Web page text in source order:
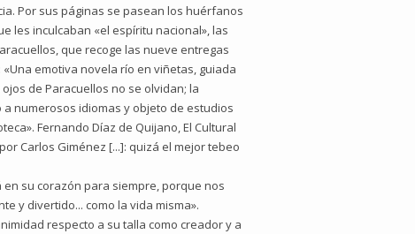
Por sus páginas se pasean los huérfanos
les inculcaban «el espíritu nacional», las
que recoge las nueve entregas
emotiva novela río en viñetas, guiada
de Paracuellos no se olvidan; la
a numerosos idiomas y objeto de estudios
Fernando Díaz de Quijano, El Cultural
Carlos Giménez [...]: quizá el mejor tebeo
su corazón para siempre, porque nos
y divertido... como la vida misma».
respecto a su talla como creador y a